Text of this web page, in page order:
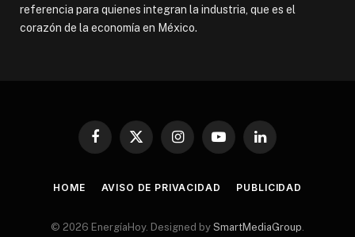
referencia para quienes integran la industria, que es el
corazón de la economía en México.
Facebook
X
InstagramYouTubeLinkedIn
HOME AVISO DE PRIVACIDAD PUBLICIDAD
© 2026 EnergíaHoy. Designed by SmartMediaGroup.